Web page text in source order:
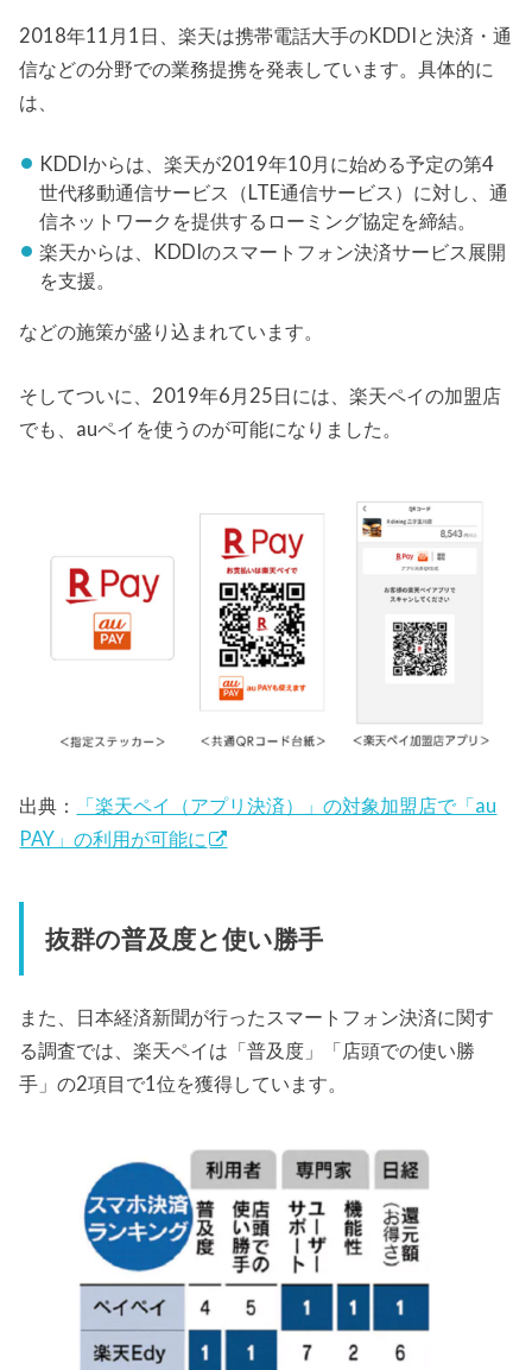
2018年11月1日、楽天は携帯電話大手のKDDIと決済・通
信などの分野での業務提携を発表しています。具体的に
は、
KDDIからは、楽天が2019年10月に始める予定の第4
世代移動通信サービス（LTE通信サービス）に対し、通
信ネットワークを提供するローミング協定を締結。
楽天からは、KDDIのスマートフォン決済サービス展開
を支援。
などの施策が盛り込まれています。
そしてついに、2019年6月25日には、楽天ペイの加盟店
でも、auペイを使うのが可能になりました。
出典：
「楽天ペイ（アプリ決済）」の対象加盟店で「au
PAY」の利用が可能に
抜群の普及度と使い勝手
また、日本経済新聞が行ったスマートフォン決済に関す
る調査では、楽天ペイは「普及度」「店頭での使い勝
手」の2項目で1位を獲得しています。